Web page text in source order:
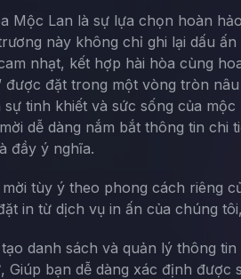
Mộc Lan là sự lựa chọn hoàn
này không chỉ ghi lại dấu
nhạt, kết hợp hài hòa cùng
được đặt trong một vòng tròn
tinh khiết và sức sống của
dễ dàng nắm bắt thông tin chi
đầy ý nghĩa.
tùy ý theo phong cách riêng
in từ dịch vụ in ấn của chúng
danh sách và quản lý thông
Giúp bạn dễ dàng xác định